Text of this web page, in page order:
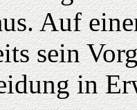
Auf
sein
in